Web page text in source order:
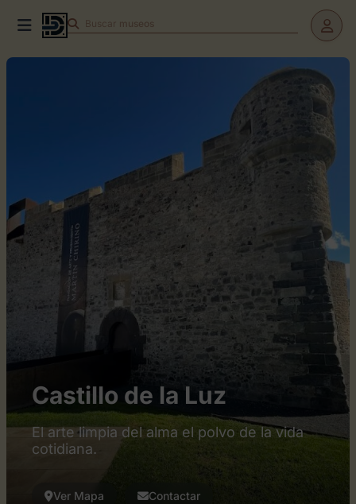
Buscar museos
Castillo de la Luz
El arte limpia del alma el polvo de la vida
cotidiana.
Ver Mapa Contactar